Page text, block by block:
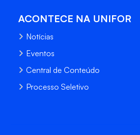
ACONTECE NA UNIFOR
Notícias
Eventos
Central de Conteúdo
Processo Seletivo